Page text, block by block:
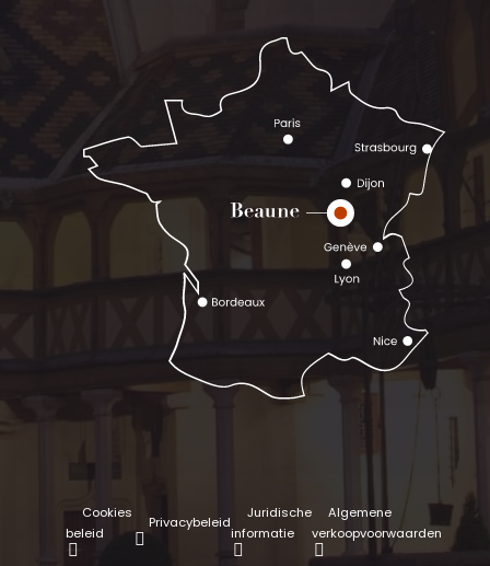
Cookies
beleid
Privacybeleid
Juridische
informatie
Algemene
verkoopvoorwaarden